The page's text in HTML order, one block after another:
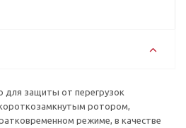
для защиты от перегрузок
ротором,
режиме, в качестве